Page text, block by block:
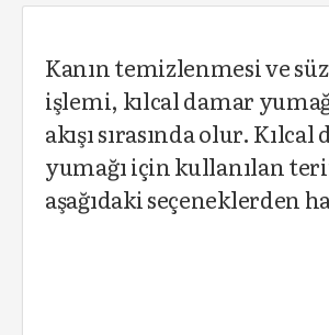
Kanın temizlenmesi ve
işlemi, kılcal damar
akışı sırasında olur. Kılcal
yumağı için kullanılan
aşağıdaki seçeneklerden